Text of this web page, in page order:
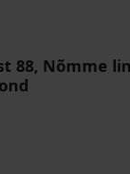
88, Nõmme